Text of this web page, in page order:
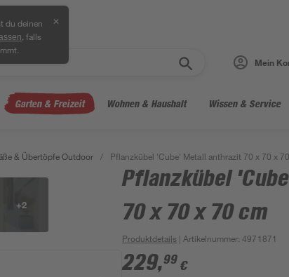
du deinen
, falls
✕
Mein
Garten & Freizeit Wohnen & Haushalt Wissen & Service
& Übertöpfe Outdoor / Pflanzkübel 'Cube' Metall anthrazit 70 x 70 x
+2
Pflanzkübel
70 x 70 x 70 cm
Produktdetails | Artikelnummer:4971871
229,99 €